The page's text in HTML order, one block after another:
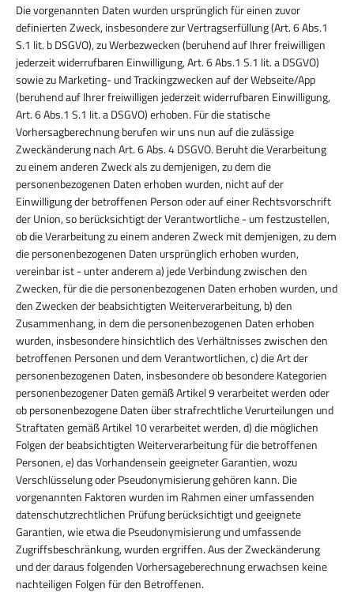
Die vorgenannten Daten wurden ursprünglich für einen zuvor
definierten Zweck, insbesondere zur Vertragserfüllung (Art. 6 Abs.1
S.1 lit. b DSGVO), zu Werbezwecken (beruhend auf Ihrer freiwilligen
jederzeit widerrufbaren Einwilligung, Art. 6 Abs.1 S.1 lit. a DSGVO)
sowie zu Marketing- und Trackingzwecken auf der Webseite/App
(beruhend auf Ihrer freiwilligen jederzeit widerrufbaren Einwilligung,
Art. 6 Abs.1 S.1 lit. a DSGVO) erhoben. Für die statische
Vorhersagberechnung berufen wir uns nun auf die zulässige
Zweckänderung nach Art. 6 Abs. 4 DSGVO. Beruht die Verarbeitung
zu einem anderen Zweck als zu demjenigen, zu dem die
personenbezogenen Daten erhoben wurden, nicht auf der
Einwilligung der betroffenen Person oder auf einer Rechtsvorschrift
der Union, so berücksichtigt der Verantwortliche - um festzustellen,
ob die Verarbeitung zu einem anderen Zweck mit demjenigen, zu dem
die personenbezogenen Daten ursprünglich erhoben wurden,
vereinbar ist - unter anderem a) jede Verbindung zwischen den
Zwecken, für die die personenbezogenen Daten erhoben wurden, und
den Zwecken der beabsichtigten Weiterverarbeitung, b) den
Zusammenhang, in dem die personenbezogenen Daten erhoben
wurden, insbesondere hinsichtlich des Verhältnisses zwischen den
betroffenen Personen und dem Verantwortlichen, c) die Art der
personenbezogenen Daten, insbesondere ob besondere Kategorien
personenbezogener Daten gemäß Artikel 9 verarbeitet werden oder
ob personenbezogene Daten über strafrechtliche Verurteilungen und
Straftaten gemäß Artikel 10 verarbeitet werden, d) die möglichen
Folgen der beabsichtigten Weiterverarbeitung für die betroffenen
Personen, e) das Vorhandensein geeigneter Garantien, wozu
Verschlüsselung oder Pseudonymisierung gehören kann. Die
vorgenannten Faktoren wurden im Rahmen einer umfassenden
datenschutzrechtlichen Prüfung berücksichtigt und geeignete
Garantien, wie etwa die Pseudonymisierung und umfassende
Zugriffsbeschränkung, wurden ergriffen. Aus der Zweckänderung
und der daraus folgenden Vorhersageberechnung erwachsen keine
nachteiligen Folgen für den Betroffenen.